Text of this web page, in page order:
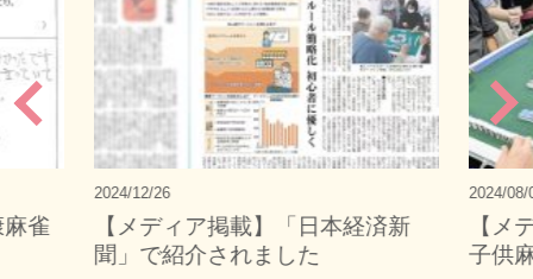
雀
2024/12/26
【メディア掲載】「日本経済新
聞」で紹介されました
2024/08/
【メ
子供